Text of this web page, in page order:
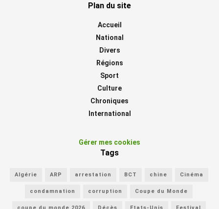
Plan du site
Accueil
National
Divers
Régions
Sport
Culture
Chroniques
International
Gérer mes cookies
Tags
Algérie ARP arrestation BCT chine Cinéma
condamnation corruption Coupe du Monde
coupe du monde 2026 Décès Etats-Unis Festival